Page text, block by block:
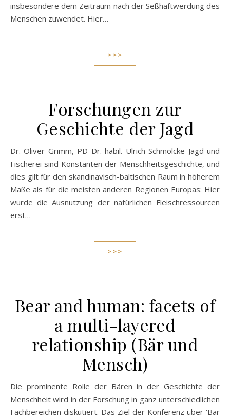
insbesondere dem Zeitraum nach der Seßhaftwerdung des
Menschen zuwendet. Hier…
>>>
Forschungen zur
Geschichte der Jagd
Dr. Oliver Grimm, PD Dr. habil. Ulrich Schmölcke Jagd und
Fischerei sind Konstanten der Menschheitsgeschichte, und
dies gilt für den skandinavisch-baltischen Raum in höherem
Maße als für die meisten anderen Regionen Europas: Hier
wurde die Ausnutzung der natürlichen Fleischressourcen
erst…
>>>
Bear and human: facets of
a multi-layered
relationship (Bär und
Mensch)
Die prominente Rolle der Bären in der Geschichte der
Menschheit wird in der Forschung in ganz unterschiedlichen
Fachbereichen diskutiert. Das Ziel der Konferenz über ‘Bär